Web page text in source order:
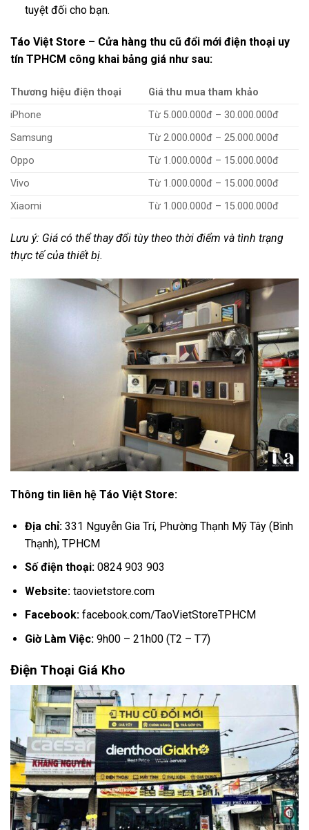
tuyệt đối cho bạn.
Táo Việt Store – Cửa hàng thu cũ đổi mới điện thoại uy
tín TPHCM công khai bảng giá như sau:
Thương hiệu điện thoại
Giá thu mua tham khảo
iPhone
Từ 5.000.000đ – 30.000.000đ
Samsung
Từ 2.000.000đ – 25.000.000đ
Oppo
Từ 1.000.000đ – 15.000.000đ
Vivo
Từ 1.000.000đ – 15.000.000đ
Xiaomi
Từ 1.000.000đ – 15.000.000đ
Lưu ý: Giá có thể thay đổi tùy theo thời điểm và tình trạng
thực tế của thiết bị.
Thông tin liên hệ Táo Việt Store:
Địa chỉ: 331 Nguyễn Gia Trí, Phường Thạnh Mỹ Tây (Bình
Thạnh), TPHCM
Số điện thoại:0824 903 903
Website: taovietstore.com
Facebook: facebook.com/TaoVietStoreTPHCM
Giờ Làm Việc:9h00 – 21h00 (T2 – T7)
Điện Thoại Giá Kho